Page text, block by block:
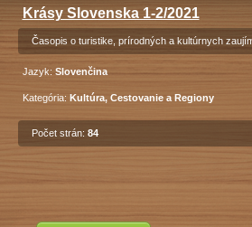
Krásy Slovenska 1-2/2021
Časopis o turistike, prírodných a kultúrnych
Jazyk: Slovenčina
Kategória: Kultúra, Cestovanie a Regiony
Počet strán: 84